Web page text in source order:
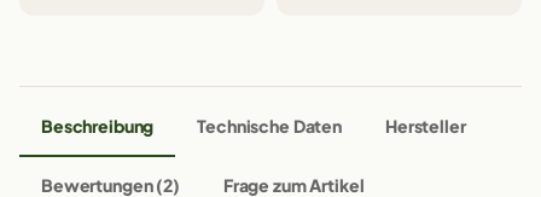
Beschreibung Technische Daten Hersteller
Bewertungen (2) Frage zum Artikel